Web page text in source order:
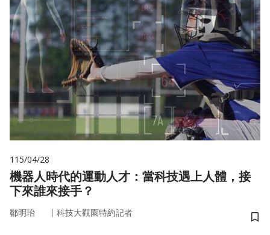
115/04/28
機器人時代的運動人才：當科技遇上人體，接
下來誰來接手？
鄒明珆 ｜ 科技大觀園特約記者
儲